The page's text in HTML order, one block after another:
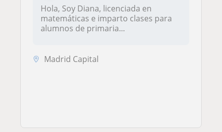
Hola, Soy Diana, licenciada en
matemáticas e imparto clases para
alumnos de primaria...
Madrid Capital